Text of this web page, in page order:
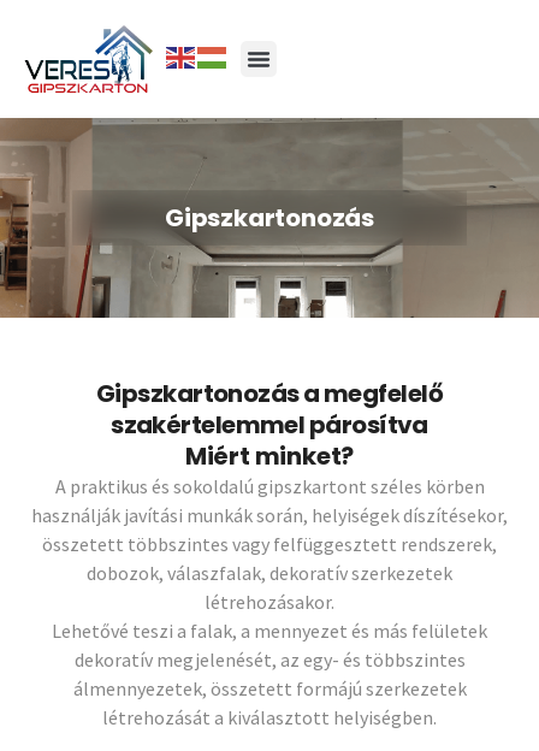
Gipszkartonozás
Gipszkartonozás a megfelelő
szakértelemmel párosítva
Miért minket?
A praktikus és sokoldalú gipszkartont széles körben
használják javítási munkák során, helyiségek díszítésekor,
összetett többszintes vagy felfüggesztett rendszerek,
dobozok, válaszfalak, dekoratív szerkezetek
létrehozásakor.
Lehetővé teszi a falak, a mennyezet és más felületek
dekoratív megjelenését, az egy- és többszintes
álmennyezetek, összetett formájú szerkezetek
létrehozását a kiválasztott helyiségben.